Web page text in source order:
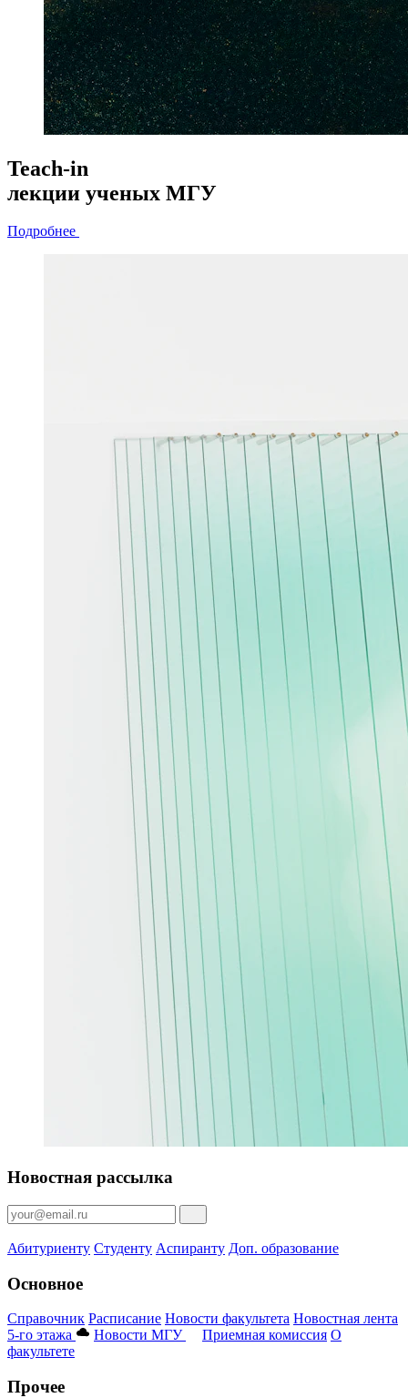
Teach-in
лекции ученых МГУ
Подробнее
Новостная рассылка
Абитуриенту Студенту Аспиранту Доп. образование
Основное
Справочник Расписание Новости факультета Новостная лента
5-го этажа
Новости МГУ Приемная комиссия О
факультете
Прочее